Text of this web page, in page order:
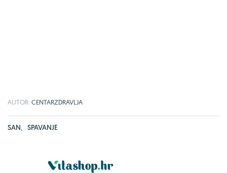
AUTOR: CENTARZDRAVLJA
SAN, SPAVANJE